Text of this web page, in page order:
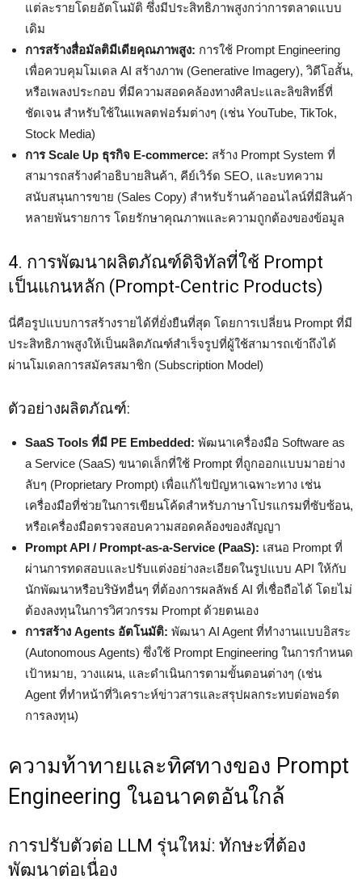
แต่ละรายโดยอัตโนมัติ ซึ่งมีประสิทธิภาพสูงกว่าการตลาดแบบ
เดิม
การสร้างสื่อมัลติมีเดียคุณภาพสูง: การใช้ Prompt Engineering
เพื่อควบคุมโมเดล AI สร้างภาพ (Generative Imagery), วิดีโอสั้น,
หรือเพลงประกอบ ที่มีความสอดคล้องทางศิลปะและลิขสิทธิ์ที่
ชัดเจน สำหรับใช้ในแพลตฟอร์มต่างๆ (เช่น YouTube, TikTok,
Stock Media)
การ Scale Up ธุรกิจ E-commerce: สร้าง Prompt System ที่
สามารถสร้างคำอธิบายสินค้า, คีย์เวิร์ด SEO, และบทความ
สนับสนุนการขาย (Sales Copy) สำหรับร้านค้าออนไลน์ที่มีสินค้า
หลายพันรายการ โดยรักษาคุณภาพและความถูกต้องของข้อมูล
4. การพัฒนาผลิตภัณฑ์ดิจิทัลที่ใช้ Prompt
เป็นแกนหลัก (Prompt-Centric Products)
นี่คือรูปแบบการสร้างรายได้ที่ยั่งยืนที่สุด โดยการเปลี่ยน Prompt ที่มี
ประสิทธิภาพสูงให้เป็นผลิตภัณฑ์สำเร็จรูปที่ผู้ใช้สามารถเข้าถึงได้
ผ่านโมเดลการสมัครสมาชิก (Subscription Model)
ตัวอย่างผลิตภัณฑ์:
SaaS Tools ที่มี PE Embedded: พัฒนาเครื่องมือ Software as
a Service (SaaS) ขนาดเล็กที่ใช้ Prompt ที่ถูกออกแบบมาอย่าง
ลับๆ (Proprietary Prompt) เพื่อแก้ไขปัญหาเฉพาะทาง เช่น
เครื่องมือที่ช่วยในการเขียนโค้ดสำหรับภาษาโปรแกรมที่ซับซ้อน,
หรือเครื่องมือตรวจสอบความสอดคล้องของสัญญา
Prompt API / Prompt-as-a-Service (PaaS): เสนอ Prompt ที่
ผ่านการทดสอบและปรับแต่งอย่างละเอียดในรูปแบบ API ให้กับ
นักพัฒนาหรือบริษัทอื่นๆ ที่ต้องการผลลัพธ์ AI ที่เชื่อถือได้ โดยไม่
ต้องลงทุนในการวิศวกรรม Prompt ด้วยตนเอง
การสร้าง Agents อัตโนมัติ: พัฒนา AI Agent ที่ทำงานแบบอิสระ
(Autonomous Agents) ซึ่งใช้ Prompt Engineering ในการกำหนด
เป้าหมาย, วางแผน, และดำเนินการตามขั้นตอนต่างๆ (เช่น
Agent ที่ทำหน้าที่วิเคราะห์ข่าวสารและสรุปผลกระทบต่อพอร์ต
การลงทุน)
ความท้าทายและทิศทางของ Prompt
Engineering ในอนาคตอันใกล้
การปรับตัวต่อ LLM รุ่นใหม่: ทักษะที่ต้อง
พัฒนาต่อเนื่อง